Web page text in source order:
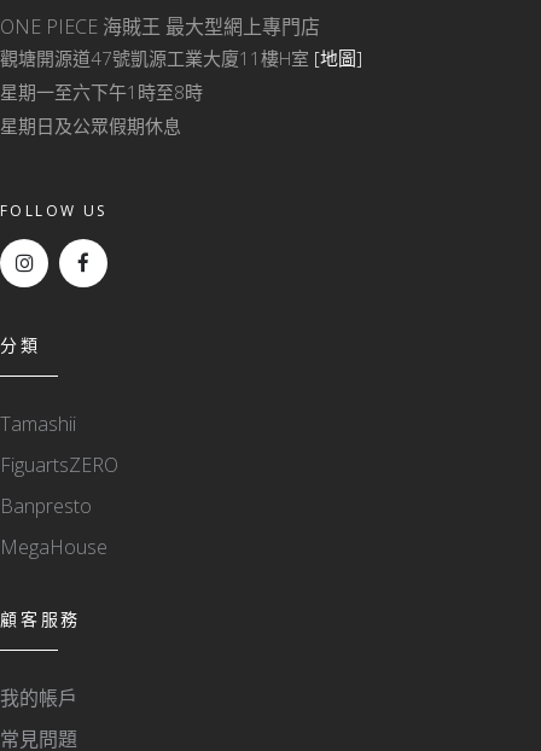
ONE PIECE 海賊王 最大型網上專門店
觀塘開源道47號凱源工業大廈11樓H室 [地圖]
星期一至六下午1時至8時
星期日及公眾假期休息
FOLLOW US
分類
Tamashii
FiguartsZERO
Banpresto
MegaHouse
顧客服務
我的帳戶
常見問題